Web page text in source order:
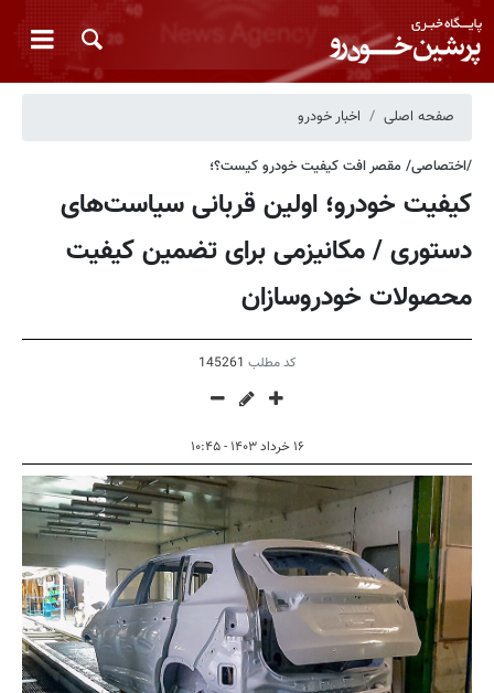
صفحه اصلی اخبار خودرو
/اختصاصی/ مقصر افت کیفیت خودرو کیست؟؛
کیفیت خودرو؛ اولین قربانی سیاست‌های
دستوری / مکانیزمی برای تضمین کیفیت
محصولات خودروسازان
کد مطلب 145261
۱۶ خرداد ۱۴۰۳ - ۱۰:۴۵